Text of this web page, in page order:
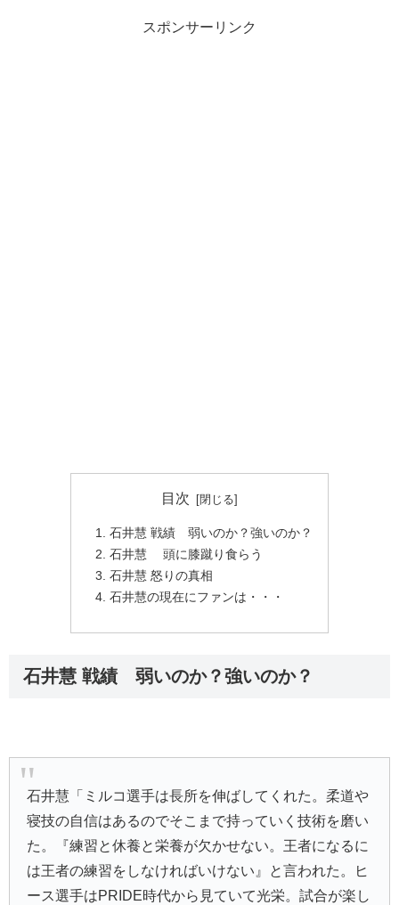
スポンサーリンク
目次
石井慧 戦績 弱いのか？強いのか？
石井慧 頭に膝蹴り食らう
石井慧 怒りの真相
石井慧の現在にファンは・・・
石井慧 戦績 弱いのか？強いのか？
石井慧「ミルコ選手は長所を伸ばしてくれた。柔道や
寝技の自信はあるのでそこまで持っていく技術を磨い
た。『練習と休養と栄養が欠かせない。王者になるに
は王者の練習をしなければいけない』と言われた。ヒ
ース選手はPRIDE時代から見ていて光栄。試合が楽し